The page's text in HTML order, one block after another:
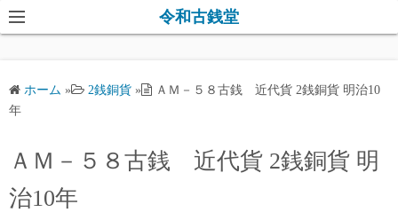
コ
ン
ツ
ッ
令和古銭堂
ホーム » 2銭銅貨 »
ＡＭ－５８古銭 近代貨 2銭銅貨 明治10
年
ＡＭ－５８古銭 近代貨 2銭銅貨 明
治10年